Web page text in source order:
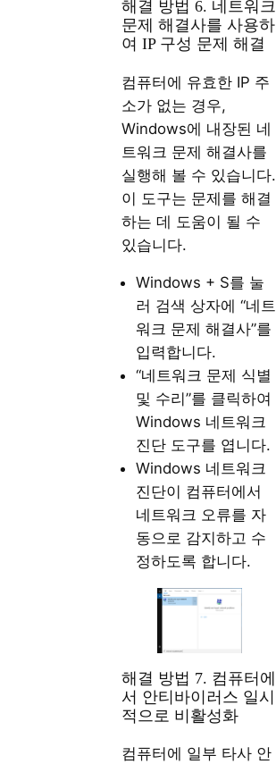
해결 방법 6. 네트워크
문제 해결사를 사용하
여 IP 구성 문제 해결
컴퓨터에 유효한 IP 주
소가 없는 경우,
Windows에 내장된 네
트워크 문제 해결사를
실행해 볼 수 있습니다.
이 도구는 문제를 해결
하는 데 도움이 될 수
있습니다.
Windows + S를 눌
러 검색 상자에 “네트
워크 문제 해결사”를
입력합니다.
“네트워크 문제 식별
및 수리”를 클릭하여
Windows 네트워크
진단 도구를 엽니다.
Windows 네트워크
진단이 컴퓨터에서
네트워크 오류를 자
동으로 감지하고 수
정하도록 합니다.
해결 방법 7. 컴퓨터에
서 안티바이러스 일시
적으로 비활성화
컴퓨터에 일부 타사 안